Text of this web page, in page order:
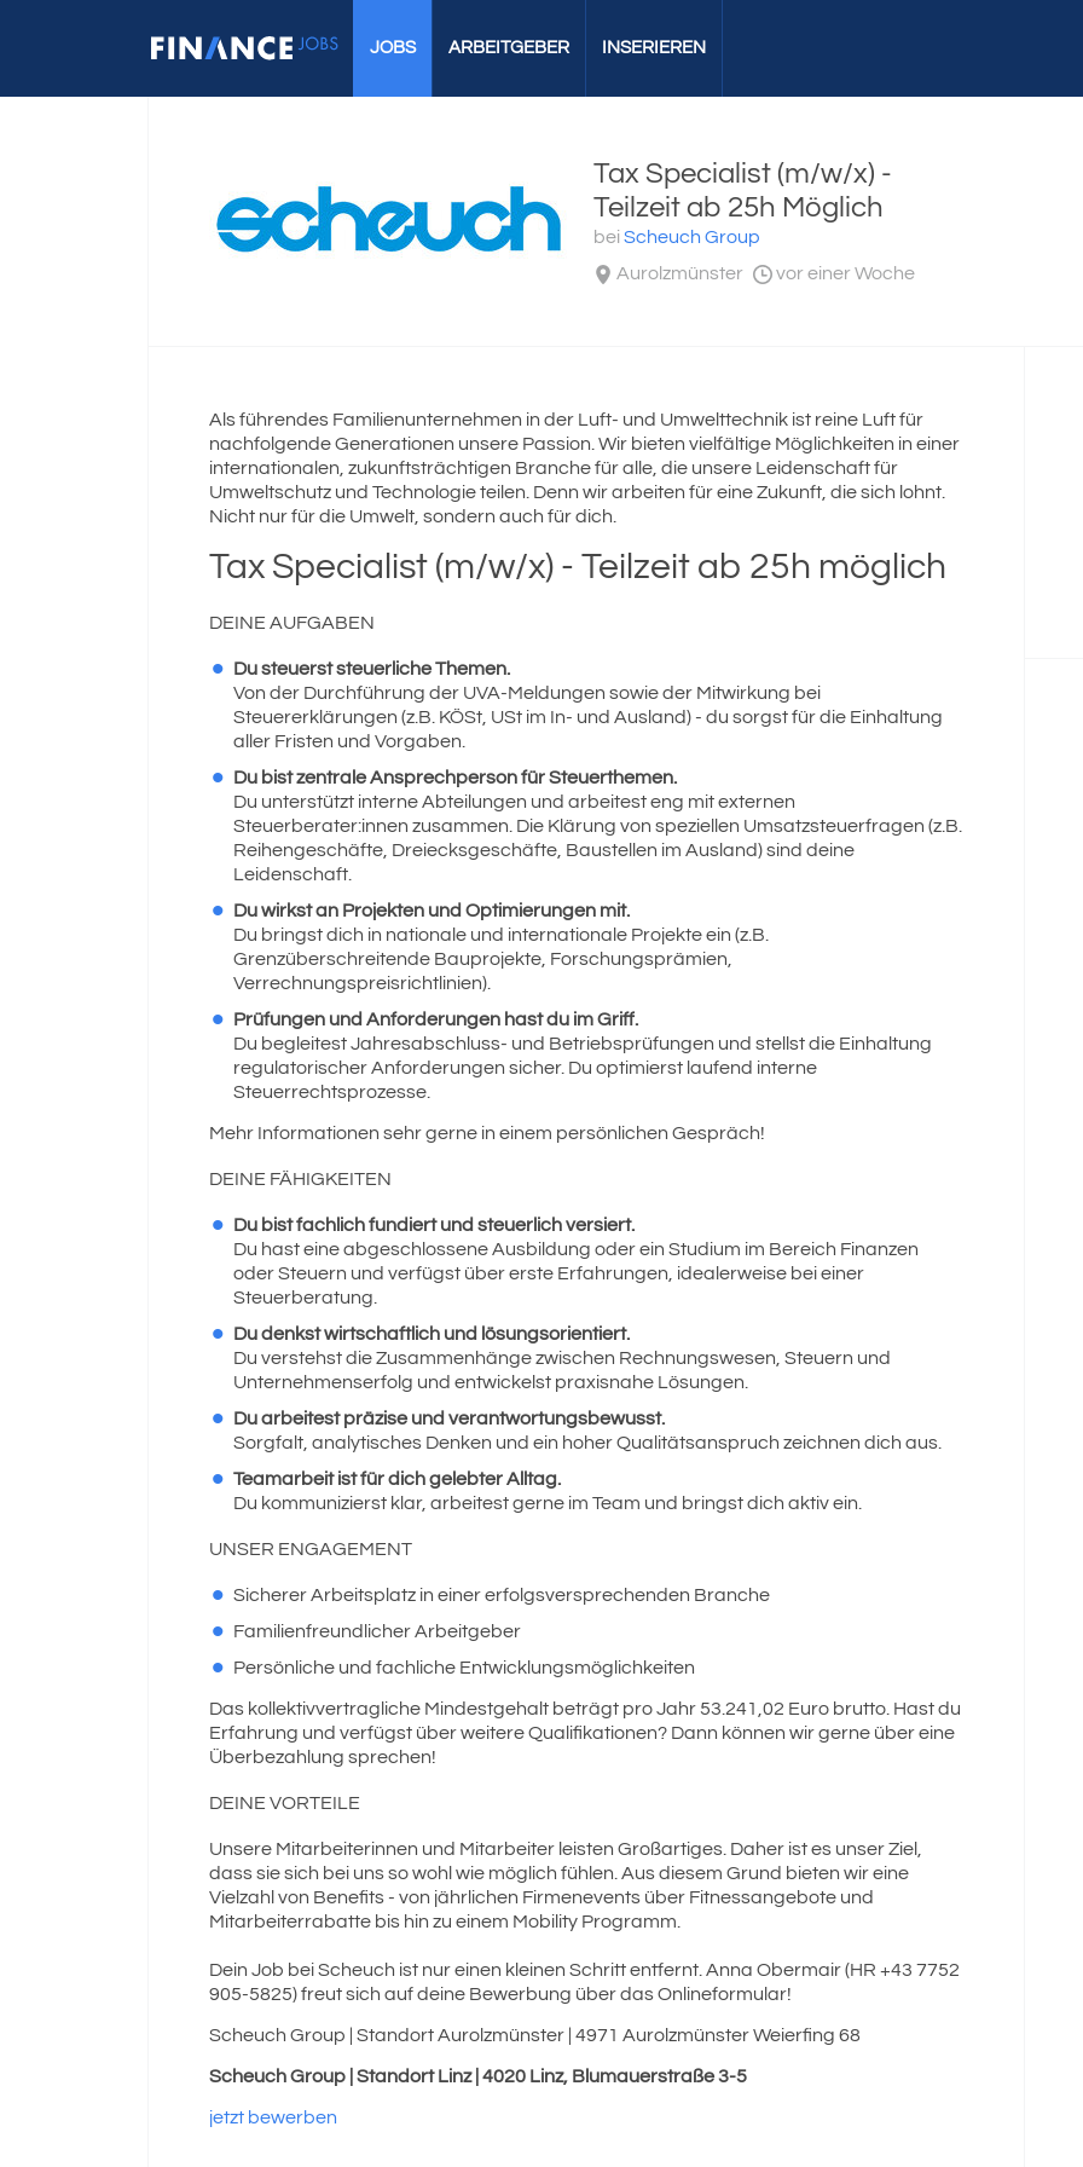
JOBS ARBEITGEBER INSERIEREN
Tax Specialist (m/w/x) -
Teilzeit ab 25h Möglich
beiScheuch Group
Aurolzmünster
vor einer Woche
Als führendes Familienunternehmen in der Luft- und Umwelttechnik ist reine Luft für
nachfolgende Generationen unsere Passion. Wir bieten vielfältige Möglichkeiten in einer
internationalen, zukunftsträchtigen Branche für alle, die unsere Leidenschaft für
Umweltschutz und Technologie teilen. Denn wir arbeiten für eine Zukunft, die sich lohnt.
Nicht nur für die Umwelt, sondern auch für dich.
Tax Specialist (m/w/x) - Teilzeit ab 25h möglich
DEINE AUFGABEN
Du steuerst steuerliche Themen.
Von der Durchführung der UVA-Meldungen sowie der Mitwirkung bei
Steuererklärungen (z.B. KÖSt, USt im In- und Ausland) - du sorgst für die Einhaltung
aller Fristen und Vorgaben.
Du bist zentrale Ansprechperson für Steuerthemen.
Du unterstützt interne Abteilungen und arbeitest eng mit externen
Steuerberater:innen zusammen. Die Klärung von speziellen Umsatzsteuerfragen (z.B.
Reihengeschäfte, Dreiecksgeschäfte, Baustellen im Ausland) sind deine
Leidenschaft.
Du wirkst an Projekten und Optimierungen mit.
Du bringst dich in nationale und internationale Projekte ein (z.B.
Grenzüberschreitende Bauprojekte, Forschungsprämien,
Verrechnungspreisrichtlinien).
Prüfungen und Anforderungen hast du im Griff.
Du begleitest Jahresabschluss- und Betriebsprüfungen und stellst die Einhaltung
regulatorischer Anforderungen sicher. Du optimierst laufend interne
Steuerrechtsprozesse.
Mehr Informationen sehr gerne in einem persönlichen Gespräch!
DEINE FÄHIGKEITEN
Du bist fachlich fundiert und steuerlich versiert.
Du hast eine abgeschlossene Ausbildung oder ein Studium im Bereich Finanzen
oder Steuern und verfügst über erste Erfahrungen, idealerweise bei einer
Steuerberatung.
Du denkst wirtschaftlich und lösungsorientiert.
Du verstehst die Zusammenhänge zwischen Rechnungswesen, Steuern und
Unternehmenserfolg und entwickelst praxisnahe Lösungen.
Du arbeitest präzise und verantwortungsbewusst.
Sorgfalt, analytisches Denken und ein hoher Qualitätsanspruch zeichnen dich aus.
Teamarbeit ist für dich gelebter Alltag.
Du kommunizierst klar, arbeitest gerne im Team und bringst dich aktiv ein.
UNSER ENGAGEMENT
Sicherer Arbeitsplatz in einer erfolgsversprechenden Branche
Familienfreundlicher Arbeitgeber
Persönliche und fachliche Entwicklungsmöglichkeiten
Das kollektivvertragliche Mindestgehalt beträgt pro Jahr 53.241,02 Euro brutto. Hast du
Erfahrung und verfügst über weitere Qualifikationen? Dann können wir gerne über eine
Überbezahlung sprechen!
DEINE VORTEILE
Unsere Mitarbeiterinnen und Mitarbeiter leisten Großartiges. Daher ist es unser Ziel,
dass sie sich bei uns so wohl wie möglich fühlen. Aus diesem Grund bieten wir eine
Vielzahl von Benefits - von jährlichen Firmenevents über Fitnessangebote und
Mitarbeiterrabatte bis hin zu einem Mobility Programm.
Dein Job bei Scheuch ist nur einen kleinen Schritt entfernt. Anna Obermair (HR +43 7752
905-5825) freut sich auf deine Bewerbung über das Onlineformular!
Scheuch Group | Standort Aurolzmünster | 4971 Aurolzmünster Weierfing 68
Scheuch Group | Standort Linz | 4020 Linz, Blumauerstraße 3-5
jetzt bewerben